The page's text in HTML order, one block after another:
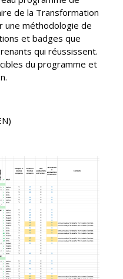
de la Transformation
une méthodologie de
et badges que
qui réussissent.
du programme et